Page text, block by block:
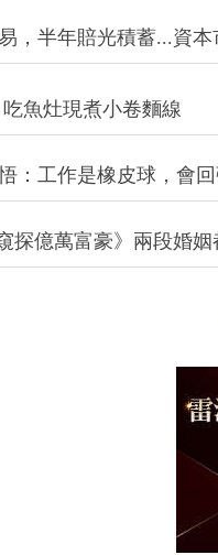
，半年賠光積蓄...資
魚灶現煮小卷麵線
：工作是橡皮球，會
探億萬富豪》兩段婚